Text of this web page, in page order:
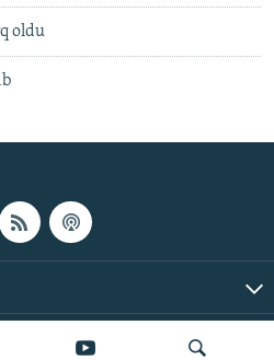
oldu
© 2026 Inc. | Bütün hüquqlar qorunur